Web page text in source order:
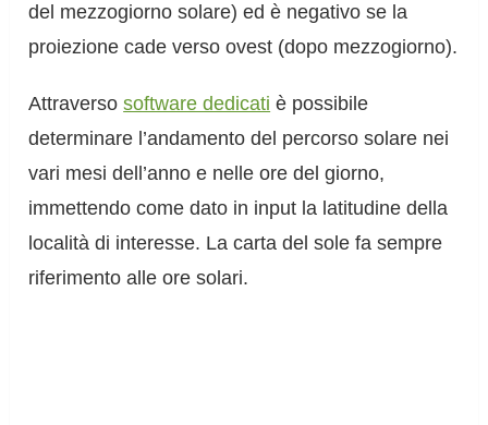
del mezzogiorno solare) ed è negativo se la
proiezione cade verso ovest (dopo mezzogiorno).
Attraversosoftware dedicati è possibile
determinare l’andamento del percorso solare nei
vari mesi dell’anno e nelle ore del giorno,
immettendo come dato in input la latitudine della
località di interesse. La carta del sole fa sempre
riferimento alle ore solari.